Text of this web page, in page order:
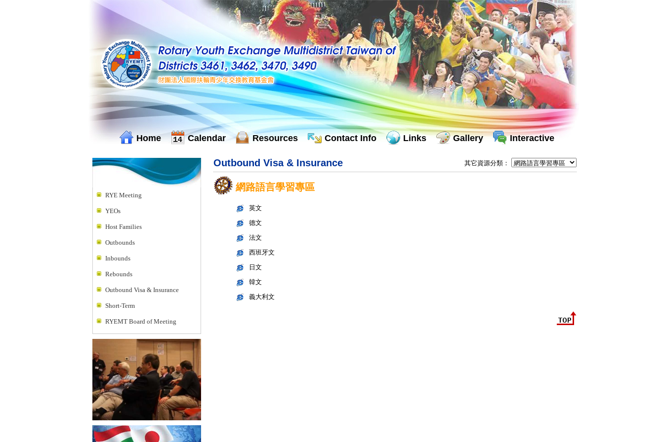
Home Calendar Resources Contact Info Links Gallery Interactive
RYE Meeting
YEOs
Host Families
Outbounds
Inbounds
Rebounds
Outbound Visa & Insurance
Short-Term
RYEMT Board of Meeting
Outbound Visa & Insurance 其它資源分類：
網路語言學習專區
英文
德文
法文
西班牙文
日文
韓文
義大利文